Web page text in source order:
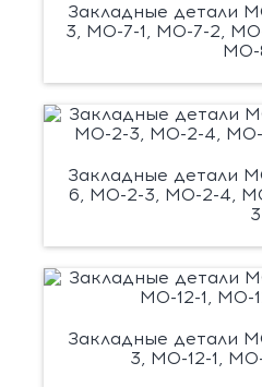
Закладные детали
3, М0-7-1, М0-7-2,
М0-
Закладные детали
6, М0-2-3, М0-2-4,
3
Закладные детали
3, М0-12-1,